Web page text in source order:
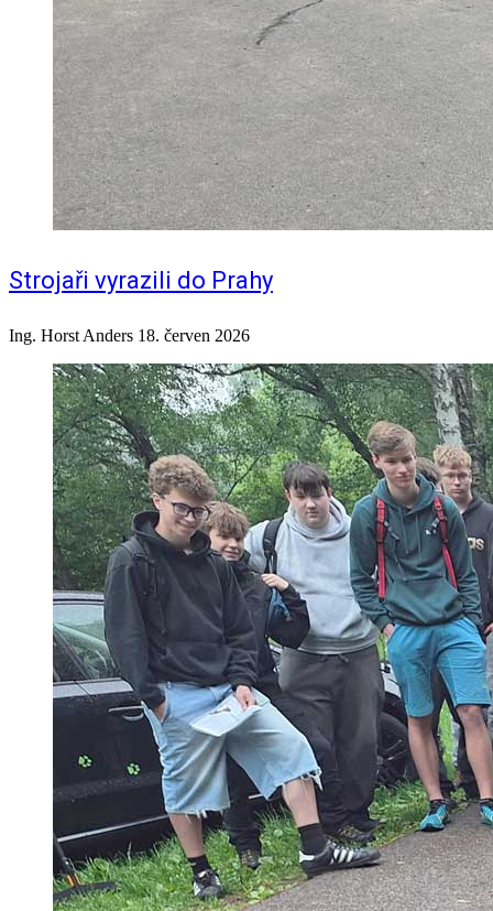
Strojaři vyrazili do Prahy
Ing. Horst Anders 18. červen 2026